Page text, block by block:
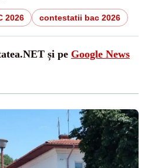
2026 contestatii bac 2026
și pe Google News